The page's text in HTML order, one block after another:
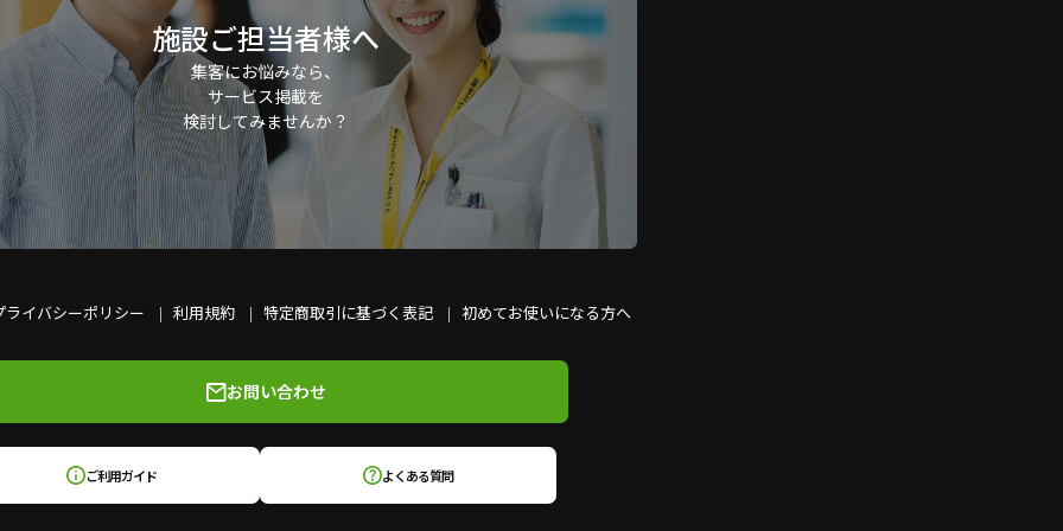
施設ご担当者様へ
集客にお悩みなら、
サービス掲載を
検討してみませんか？
ライバシーポリシー 利用規約 特定商取引に基づく表記 初めてお使いになる方へ
お問い合わせ
ご利用ガイド よくある質問